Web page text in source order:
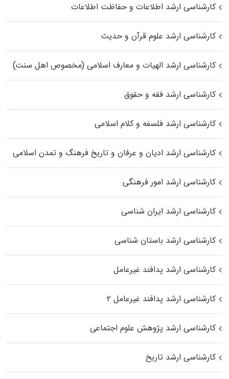
کارشناسی ارشد اطلاعات و حفاظت اطلاعات
کارشناسی ارشد علوم قرآن و حدیث
کارشناسی ارشد الهیات و معارف اسلامی (مخصوص اهل سنت)
کارشناسی ارشد فقه و حقوق
کارشناسی ارشد فلسفه و کلام اسلامی
کارشناسی ارشد ادیان و عرفان و تاریخ فرهنگ و تمدن اسلامی
کارشناسی ارشد امور فرهنگی
کارشناسی ارشد ایران شناسی
کارشناسی ارشد باستان شناسی
کارشناسی ارشد پدافند غیرعامل
کارشناسی ارشد پدافند غیرعامل ۲
کارشناسی ارشد پژوهش علوم اجتماعی
کارشناسی ارشد تاریخ